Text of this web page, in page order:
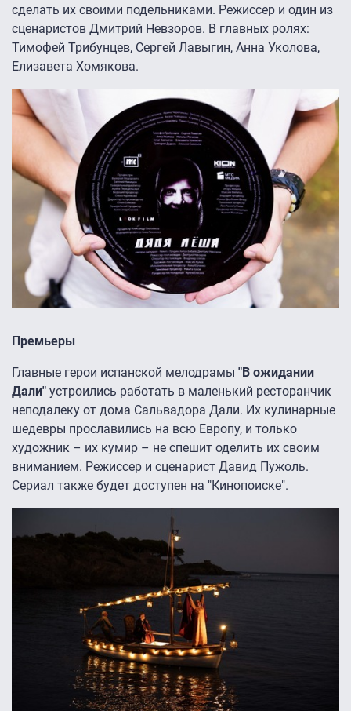
сделать их своими подельниками. Режиссер и один из
сценаристов Дмитрий Невзоров. В главных ролях:
Тимофей Трибунцев, Сергей Лавыгин, Анна Уколова,
Елизавета Хомякова.
Премьеры
Главные герои испанской мелодрамы "В ожидании
Дали" устроились работать в маленький ресторанчик
неподалеку от дома Сальвадора Дали. Их кулинарные
шедевры прославились на всю Европу, и только
художник – их кумир – не спешит оделить их своим
вниманием. Режиссер и сценарист Давид Пужоль.
Сериал также будет доступен на "Кинопоиске".